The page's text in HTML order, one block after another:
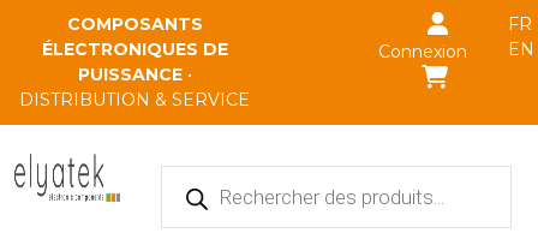
COMPOSANTS
ÉLECTRONIQUES DE
PUISSANCE•
DISTRIBUTION & SERVICE
Connexion
FR
EN
Recherche
produits